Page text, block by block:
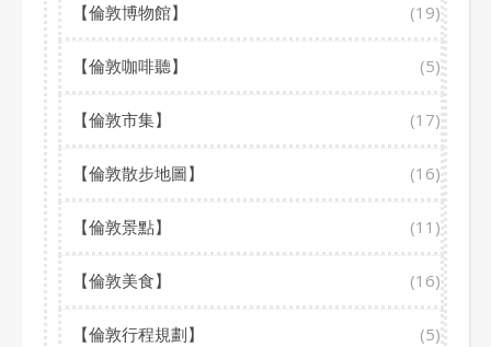
【倫敦博物館】 (19)
【倫敦咖啡聽】 (5)
【倫敦市集】 (17)
【倫敦散步地圖】 (16)
【倫敦景點】 (11)
【倫敦美食】 (16)
【倫敦行程規劃】 (5)